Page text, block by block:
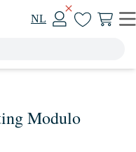
NL
Modulo